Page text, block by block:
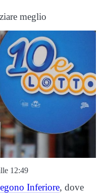
meglio
12:49
Inferiore, dove